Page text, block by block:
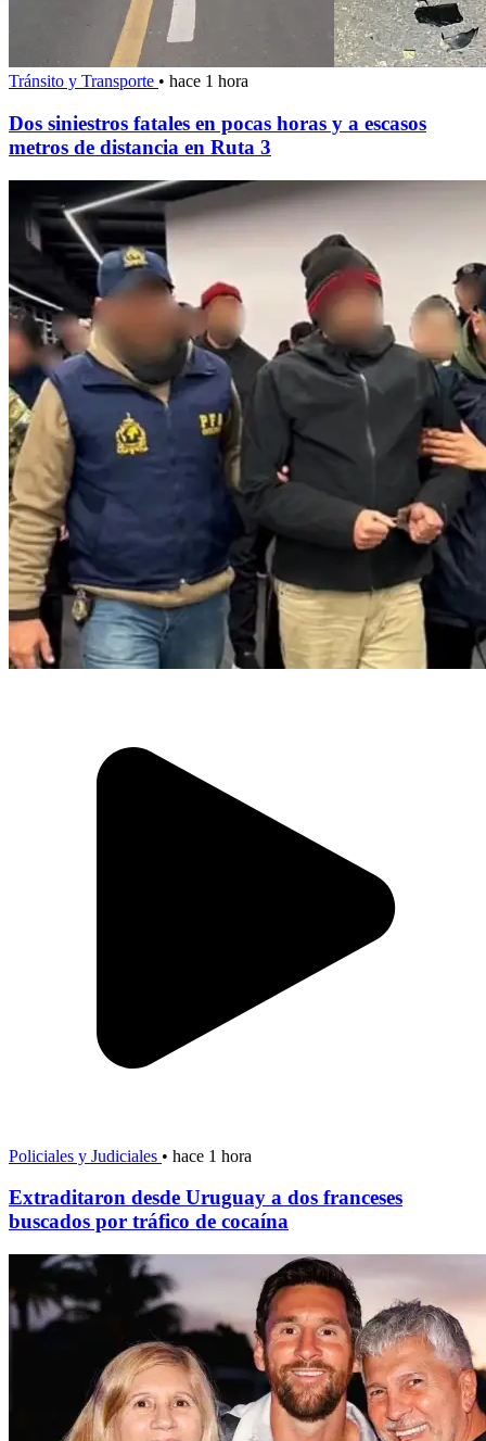
Tránsito y Transporte • hace 1 hora
Dos siniestros fatales en pocas horas y a escasos
metros de distancia en Ruta 3
Policiales y Judiciales • hace 1 hora
Extraditaron desde Uruguay a dos franceses
buscados por tráfico de cocaína